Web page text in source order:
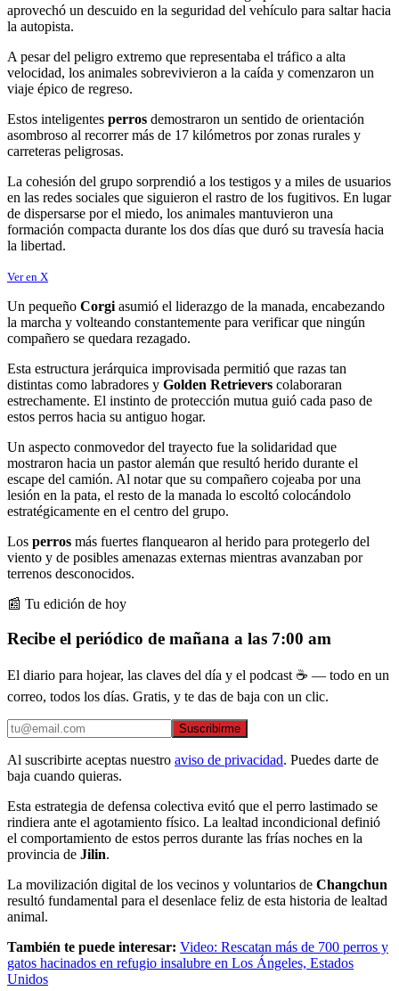
aprovechó un descuido en la seguridad del vehículo para saltar hacia
la autopista.
A pesar del peligro extremo que representaba el tráfico a alta
velocidad, los animales sobrevivieron a la caída y comenzaron un
viaje épico de regreso.
Estos inteligentes perros demostraron un sentido de orientación
asombroso al recorrer más de 17 kilómetros por zonas rurales y
carreteras peligrosas.
La cohesión del grupo sorprendió a los testigos y a miles de usuarios
en las redes sociales que siguieron el rastro de los fugitivos. En lugar
de dispersarse por el miedo, los animales mantuvieron una
formación compacta durante los dos días que duró su travesía hacia
la libertad.
Ver en X
Un pequeño Corgi asumió el liderazgo de la manada, encabezando
la marcha y volteando constantemente para verificar que ningún
compañero se quedara rezagado.
Esta estructura jerárquica improvisada permitió que razas tan
distintas como labradores y Golden Retrievers colaboraran
estrechamente. El instinto de protección mutua guió cada paso de
estos perros hacia su antiguo hogar.
Un aspecto conmovedor del trayecto fue la solidaridad que
mostraron hacia un pastor alemán que resultó herido durante el
escape del camión. Al notar que su compañero cojeaba por una
lesión en la pata, el resto de la manada lo escoltó colocándolo
estratégicamente en el centro del grupo.
Los perros más fuertes flanquearon al herido para protegerlo del
viento y de posibles amenazas externas mientras avanzaban por
terrenos desconocidos.
📰 Tu edición de hoy
Recibe el periódico de mañana a las 7:00 am
El diario para hojear, las claves del día y el podcast ☕ — todo en un
correo, todos los días. Gratis, y te das de baja con un clic.
Suscribirme
Al suscribirte aceptas nuestro aviso de privacidad. Puedes darte de
baja cuando quieras.
Esta estrategia de defensa colectiva evitó que el perro lastimado se
rindiera ante el agotamiento físico. La lealtad incondicional definió
el comportamiento de estos perros durante las frías noches en la
provincia de Jilin.
La movilización digital de los vecinos y voluntarios de Changchun
resultó fundamental para el desenlace feliz de esta historia de lealtad
animal.
También te puede interesar: Video: Rescatan más de 700 perros y
gatos hacinados en refugio insalubre en Los Ángeles, Estados
Unidos